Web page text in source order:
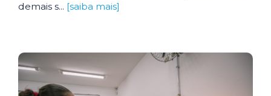
demais s... [saiba mais]